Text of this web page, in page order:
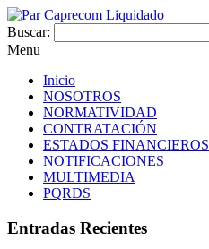
Buscar:
Menu
Inicio
NOSOTROS
NORMATIVIDAD
CONTRATACIÓN
ESTADOS FINANCIEROS
NOTIFICACIONES
MULTIMEDIA
PQRDS
Entradas Recientes